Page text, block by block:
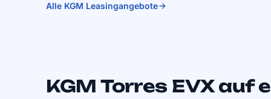
Alle KGM Leasingangebote
KGM Torres EVX auf